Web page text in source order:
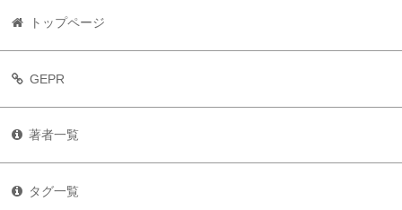
トップページ
GEPR
著者一覧
タグ一覧